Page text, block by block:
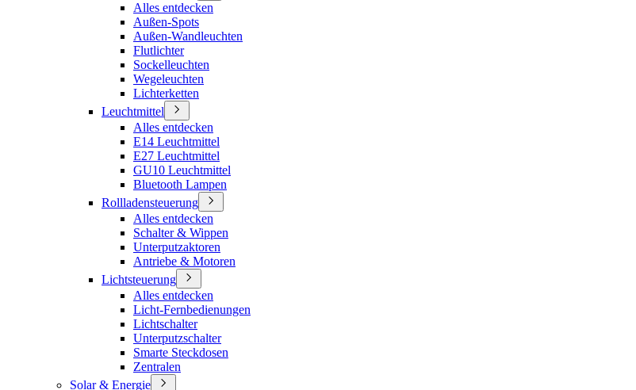
Alles entdecken
Außen-Spots
Außen-Wandleuchten
Flutlichter
Sockelleuchten
Wegeleuchten
Lichterketten
Leuchtmittel
Alles entdecken
E14 Leuchtmittel
E27 Leuchtmittel
GU10 Leuchtmittel
Bluetooth Lampen
Rollladensteuerung
Alles entdecken
Schalter & Wippen
Unterputzaktoren
Antriebe & Motoren
Lichtsteuerung
Alles entdecken
Licht-Fernbedienungen
Lichtschalter
Unterputzschalter
Smarte Steckdosen
Zentralen
Solar & Energie